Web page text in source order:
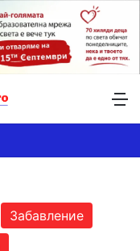
Забавление